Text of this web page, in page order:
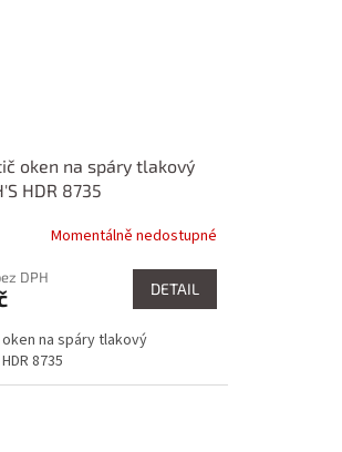
oken na spáry tlakový
HDR 8735
Momentálně nedostupné
DPH
DETAIL
na spáry tlakový
8735